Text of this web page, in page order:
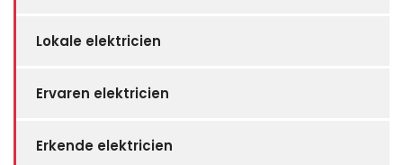
Lokale elektricien
Ervaren elektricien
Erkende elektricien